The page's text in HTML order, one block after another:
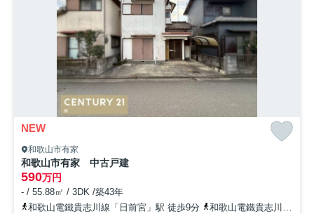
NEW
和歌山市有家
和歌山市有家 中古戸建
590万円
- / 55.88㎡ / 3DK /築43年
和歌山電鐵貴志川線「日前宮」駅 徒歩9分
和歌山電鐵貴志川線「田中口」駅 徒歩10分